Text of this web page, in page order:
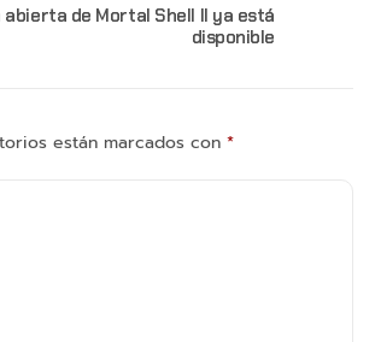
abierta de Mortal Shell II ya está
disponible
están marcados con *